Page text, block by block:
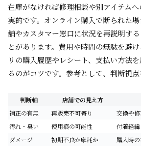
在庫がなければ修理相談や別アイテム
実的です。オンライン購入で断られた
舗やカスタマー窓口に状況を再説明す
とがあります。費用や時間の無駄を避
リの購入履歴やレシート、支払い方法
るのがコツです。参考として、判断視点
判断軸 店舗での見え方
補正の有無
再販売不可寄り
交換や
汚れ・臭い
使用痕の可能性
付着経
ダメージ
初期不良か摩耗か 購入時